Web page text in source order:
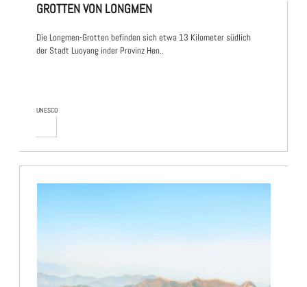
UNESCO
GROTTEN VON LONGMEN
Die Longmen-Grotten befinden sich etwa 13 Kilometer südlich
der Stadt Luoyang inder Provinz Hen..